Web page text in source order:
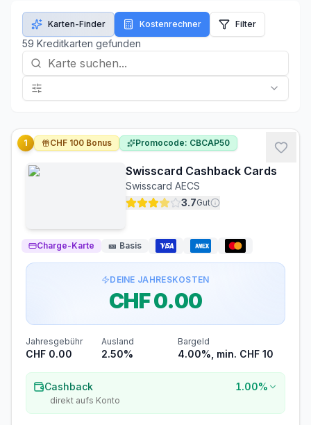
Karten-Finder Kostenrechner Filter
59 Kreditkarten gefunden
Swisscard Cashback Cards
Swisscard AECS
3.7Gut
Charge-Karte 🎫 Basis
1 CHF 100 Bonus Promocode: CBCAP50
DEINE JAHRESKOSTEN
CHF 0.00
Jahresgebühr
CHF 0.00
Ausland
2.50%
Bargeld
4.00%, min. CHF 10
Cashback
direkt aufs Konto
1.00%